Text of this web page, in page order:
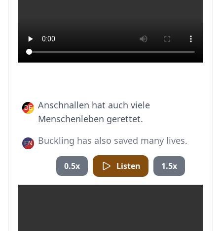
Anschnallen hat auch viele
Menschenleben gerettet.
Buckling has also saved many lives.
0.5x Listen 1.5x